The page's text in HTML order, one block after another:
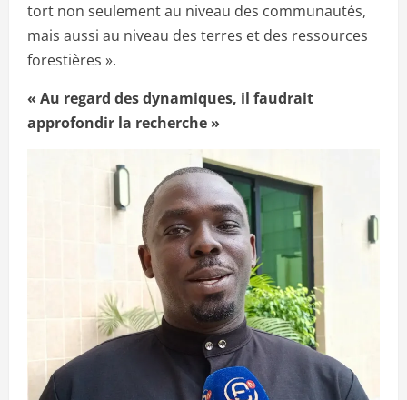
tort non seulement au niveau des communautés,
mais aussi au niveau des terres et des ressources
forestières ».
« Au regard des dynamiques, il faudrait
approfondir la recherche »